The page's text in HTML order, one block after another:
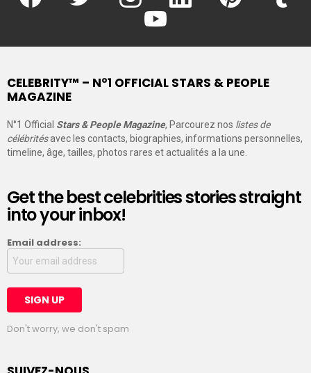
youtube
CELEBRITY™ – N°1 OFFICIAL STARS & PEOPLE
MAGAZINE
N°1 Official Stars & People Magazine, Parcourez nos listes de
célébritésavec les contacts, biographies, informations personnelles,
timeline, âge, tailles, photos rares et actualités a la une.
Get the best celebrities stories straight
into your inbox!
Email address:
Don't worry, we don't spam